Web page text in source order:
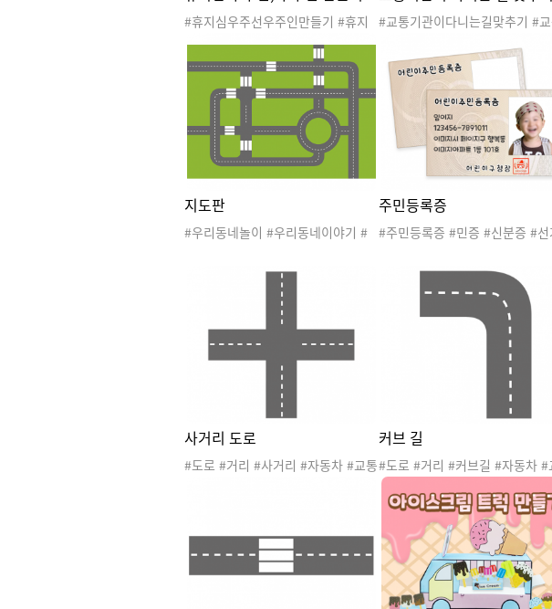
#휴지심우주선우주인만들기 #휴지
기 #우주 #지구 #태양계 #행성 #우
주선 #우주인 #환경과생활 #지구와
환경 #우주여행 #우주활동 #우주놀
이 #우주도안 #우주자료 #우주프로
젝트 #우주만들기 #미술활동 #휴지
심인공위성만들기
#교통기관이다니는길맞추기 #
#가위오리기 #종이오리기 #교통기
관학습지
지도판
#우리동네놀이 #우리동네이야기 #
우리동네공공기관 #우리동네지도만
들기 #공공기관모자만들기 #직업합
성이미지 #도로 #교통기관
주민등록증
#주민등록증 #민증 #신분증 #선
사거리 도로
#도로 #거리 #사거리 #자동차 #교통
커브 길
#도로 #거리 #커브길 #자동차 #
놀이 #교통안전교육 #교통기관
판 #운전